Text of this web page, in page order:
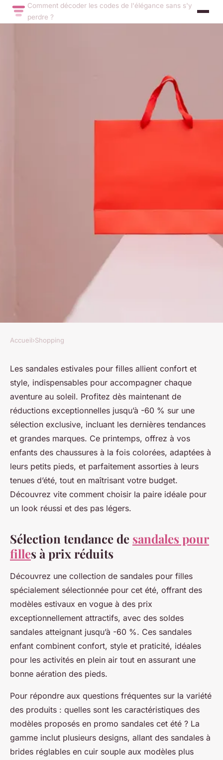
Comment décoder les codes de l'élégance sans s'y
perdre ?
SHOPPING
Sandales pour filles : profitez
des tendances estivales à -60%
!
Ambre•17 février 2026 •6 min de lecture
Accueil›Shopping
Les sandales estivales pour filles allient confort et
style, indispensables pour accompagner chaque
aventure au soleil. Profitez dès maintenant de
réductions exceptionnelles jusqu’à -60 % sur une
sélection exclusive, incluant les dernières tendances
et grandes marques. Ce printemps, offrez à vos
enfants des chaussures à la fois colorées, adaptées à
leurs petits pieds, et parfaitement assorties à leurs
tenues d’été, tout en maîtrisant votre budget.
Découvrez vite comment choisir la paire idéale pour
un look réussi et des pas légers.
Sélection tendance de sandales pour
filles à prix réduits
Découvrez une collection de sandales pour filles
spécialement sélectionnée pour cet été, offrant des
modèles estivaux en vogue à des prix
exceptionnellement attractifs, avec des soldes
sandales atteignant jusqu’à -60 %. Ces sandales
enfant combinent confort, style et praticité, idéales
pour les activités en plein air tout en assurant une
bonne aération des pieds.
Pour répondre aux questions fréquentes sur la variété
des produits : quelles sont les caractéristiques des
modèles proposés en promo sandales cet été ? La
gamme inclut plusieurs designs, allant des sandales à
brides réglables en cuir souple aux modèles plus